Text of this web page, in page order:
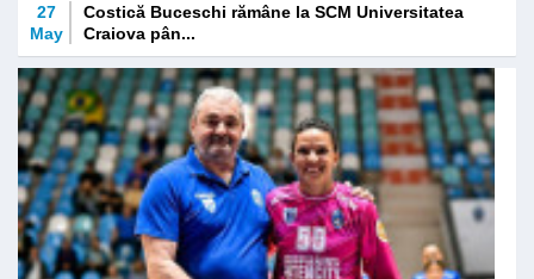
27
May
Costică Buceschi rămâne la SCM Universitatea
Craiova pân...